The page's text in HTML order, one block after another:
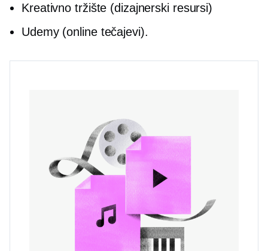
Kreativno tržište (dizajnerski resursi)
Udemy (online tečajevi).